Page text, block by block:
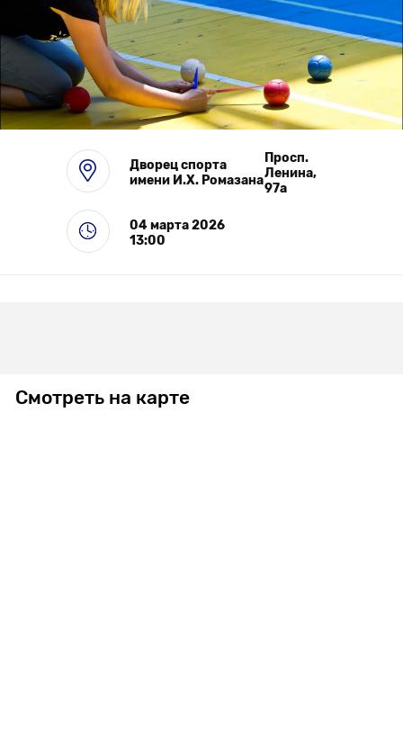
Дворец спорта
имени И.Х. Ромазана
Просп.
Ленина,
97а
04 марта 2026
13:00
Смотреть на карте
Выставки